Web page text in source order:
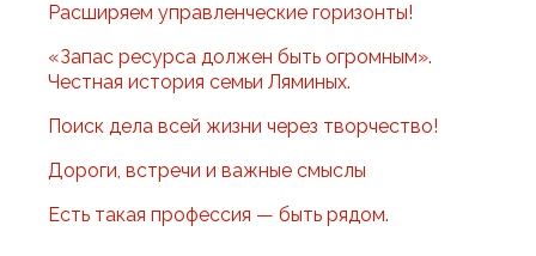
Расширяем управленческие горизонты!
«Запас ресурса должен быть огромным».
Честная история семьи Ляминых.
Поиск дела всей жизни через творчество!
Дороги, встречи и важные смыслы
Есть такая профессия — быть рядом.